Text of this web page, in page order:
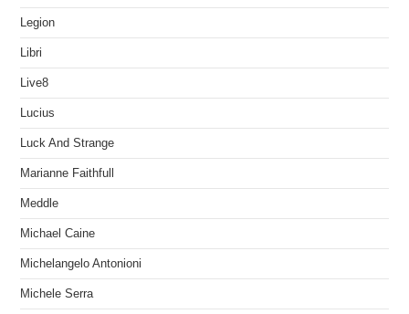
Legion
Libri
Live8
Lucius
Luck And Strange
Marianne Faithfull
Meddle
Michael Caine
Michelangelo Antonioni
Michele Serra